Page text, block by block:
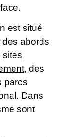
est situé
abords
sites
, des
parcs
Dans
sont